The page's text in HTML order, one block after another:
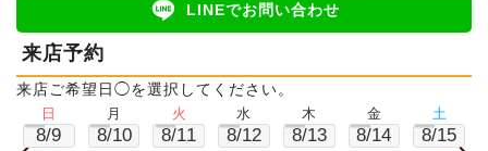
LINEでお問い合わせ
来店予約
来店ご希望日◯を選択してください。
日
8/9
月
8/10
火
8/11
水
8/12
木
8/13
金
8/14
土
8/15